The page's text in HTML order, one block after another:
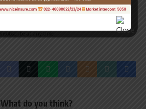
and acknowledge the data practices in
What do you think?